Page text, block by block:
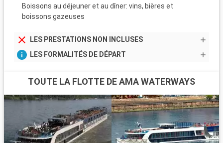
Boissons au déjeuner et au dîner: vins, bières et
boissons gazeuses
LES PRESTATIONS NON INCLUSES
LES FORMALITÉS DE DÉPART
TOUTE LA FLOTTE DE AMA WATERWAYS